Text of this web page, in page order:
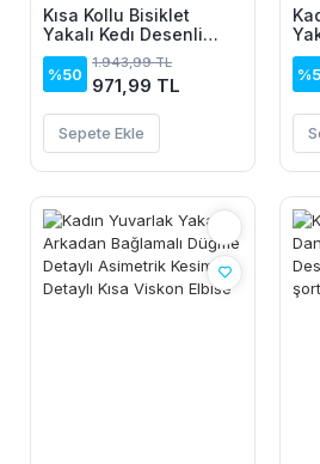
Kısa Kollu Bisiklet
Yakalı Kedı Desenli
Midi Vıskon Elbise
%50
1.943,99 TL
971,99 TL
Sepete Ekle